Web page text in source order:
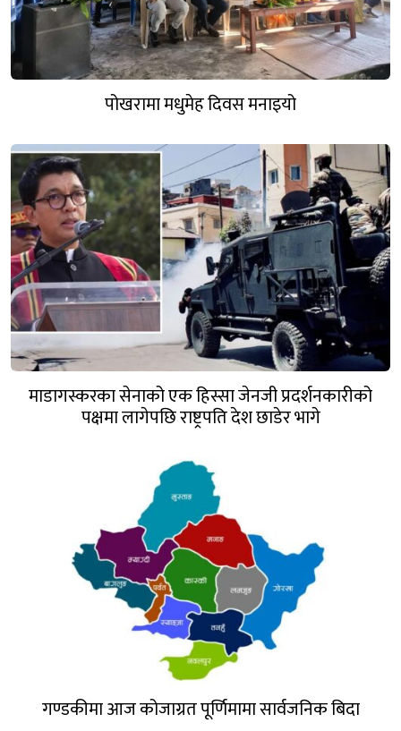
पोखरामा मधुमेह दिवस मनाइयो
माडागस्करका सेनाको एक हिस्सा जेनजी प्रदर्शनकारीको
पक्षमा लागेपछि राष्ट्रपति देश छाडेर भागे
गण्डकीमा आज कोजाग्रत पूर्णिमामा सार्वजनिक बिदा